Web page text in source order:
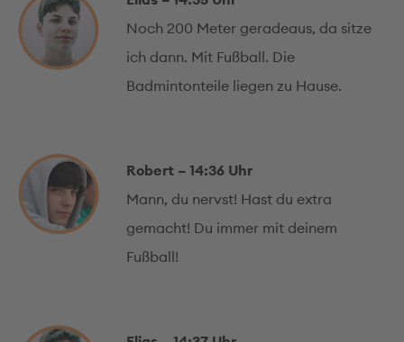
Noch 200 Meter geradeaus, da sitze
ich dann. Mit Fußball. Die
Badmintonteile liegen zu Hause.
Robert – 14:36 Uhr
Mann, du nervst! Hast du extra
gemacht! Du immer mit deinem
Fußball!